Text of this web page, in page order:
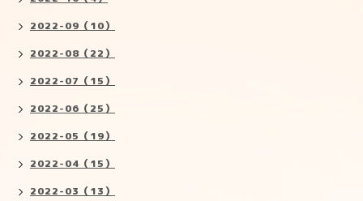
2022-09（10）
2022-08（22）
2022-07（15）
2022-06（25）
2022-05（19）
2022-04（15）
2022-03（13）